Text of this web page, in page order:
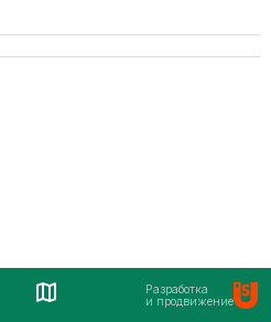
Разработка
и продвижение